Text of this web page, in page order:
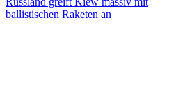
ballistischen Raketen an